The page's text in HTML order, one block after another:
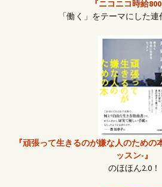
『ニコニコ時給800
「働く」をテーマにした連
『頑張って生きるのが嫌な人のための
ッスン-』
のほほん2.0！